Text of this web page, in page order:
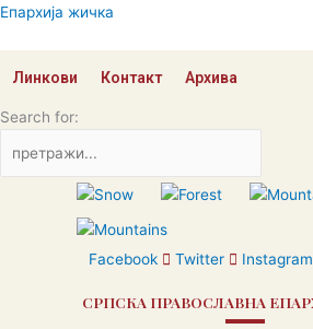
Пређи
Епархија жичка
Линкови Контакт Архива
Search for:
Facebook Twitter Instagram
СРПСКА ПРАВОСЛАВНА